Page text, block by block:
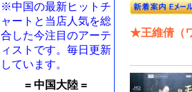
※中国の最新ヒットチ
ャートと当店人気を総
合した今注目のアーテ
ィストです。毎日更新
しています。
= 中国大陸 =
★王維倩（